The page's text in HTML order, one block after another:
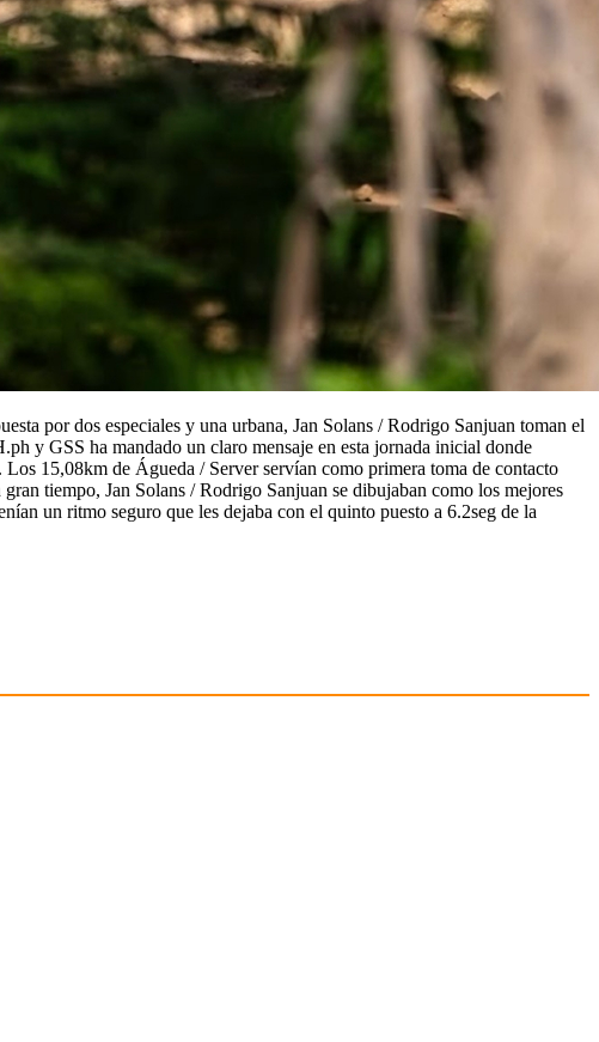
por dos especiales y una urbana, Jan Solans / Rodrigo Sanjuan toman el
y GSS ha mandado un claro mensaje en esta jornada inicial donde
15,08km de Águeda / Server servían como primera toma de contacto
tiempo, Jan Solans / Rodrigo Sanjuan se dibujaban como los mejores
un ritmo seguro que les dejaba con el quinto puesto a 6.2seg de la